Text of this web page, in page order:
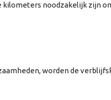
kilometers noodzakelijk
worden de